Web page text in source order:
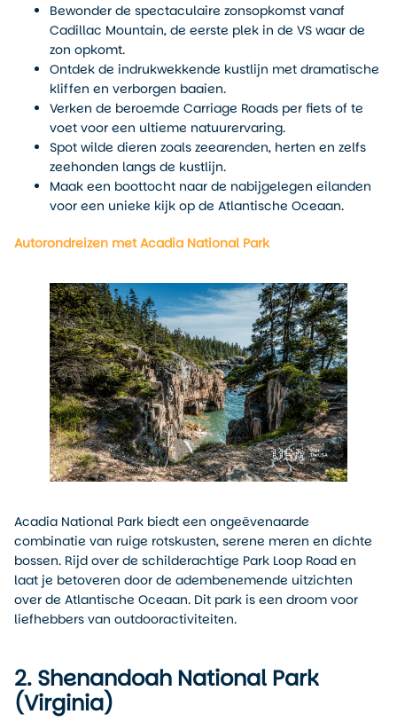
Bewonder de spectaculaire zonsopkomst vanaf
Cadillac Mountain, de eerste plek in de VS waar de
zon opkomt.
Ontdek de indrukwekkende kustlijn met dramatische
kliffen en verborgen baaien.
Verken de beroemde Carriage Roads per fiets of te
voet voor een ultieme natuurervaring.
Spot wilde dieren zoals zeearenden, herten en zelfs
zeehonden langs de kustlijn.
Maak een boottocht naar de nabijgelegen eilanden
voor een unieke kijk op de Atlantische Oceaan.
Autorondreizen met Acadia National Park
Acadia National Park biedt een ongeëvenaarde
combinatie van ruige rotskusten, serene meren en dichte
bossen. Rijd over de schilderachtige Park Loop Road en
laat je betoveren door de adembenemende uitzichten
over de Atlantische Oceaan. Dit park is een droom voor
liefhebbers van outdooractiviteiten.
2. Shenandoah National Park
(Virginia)